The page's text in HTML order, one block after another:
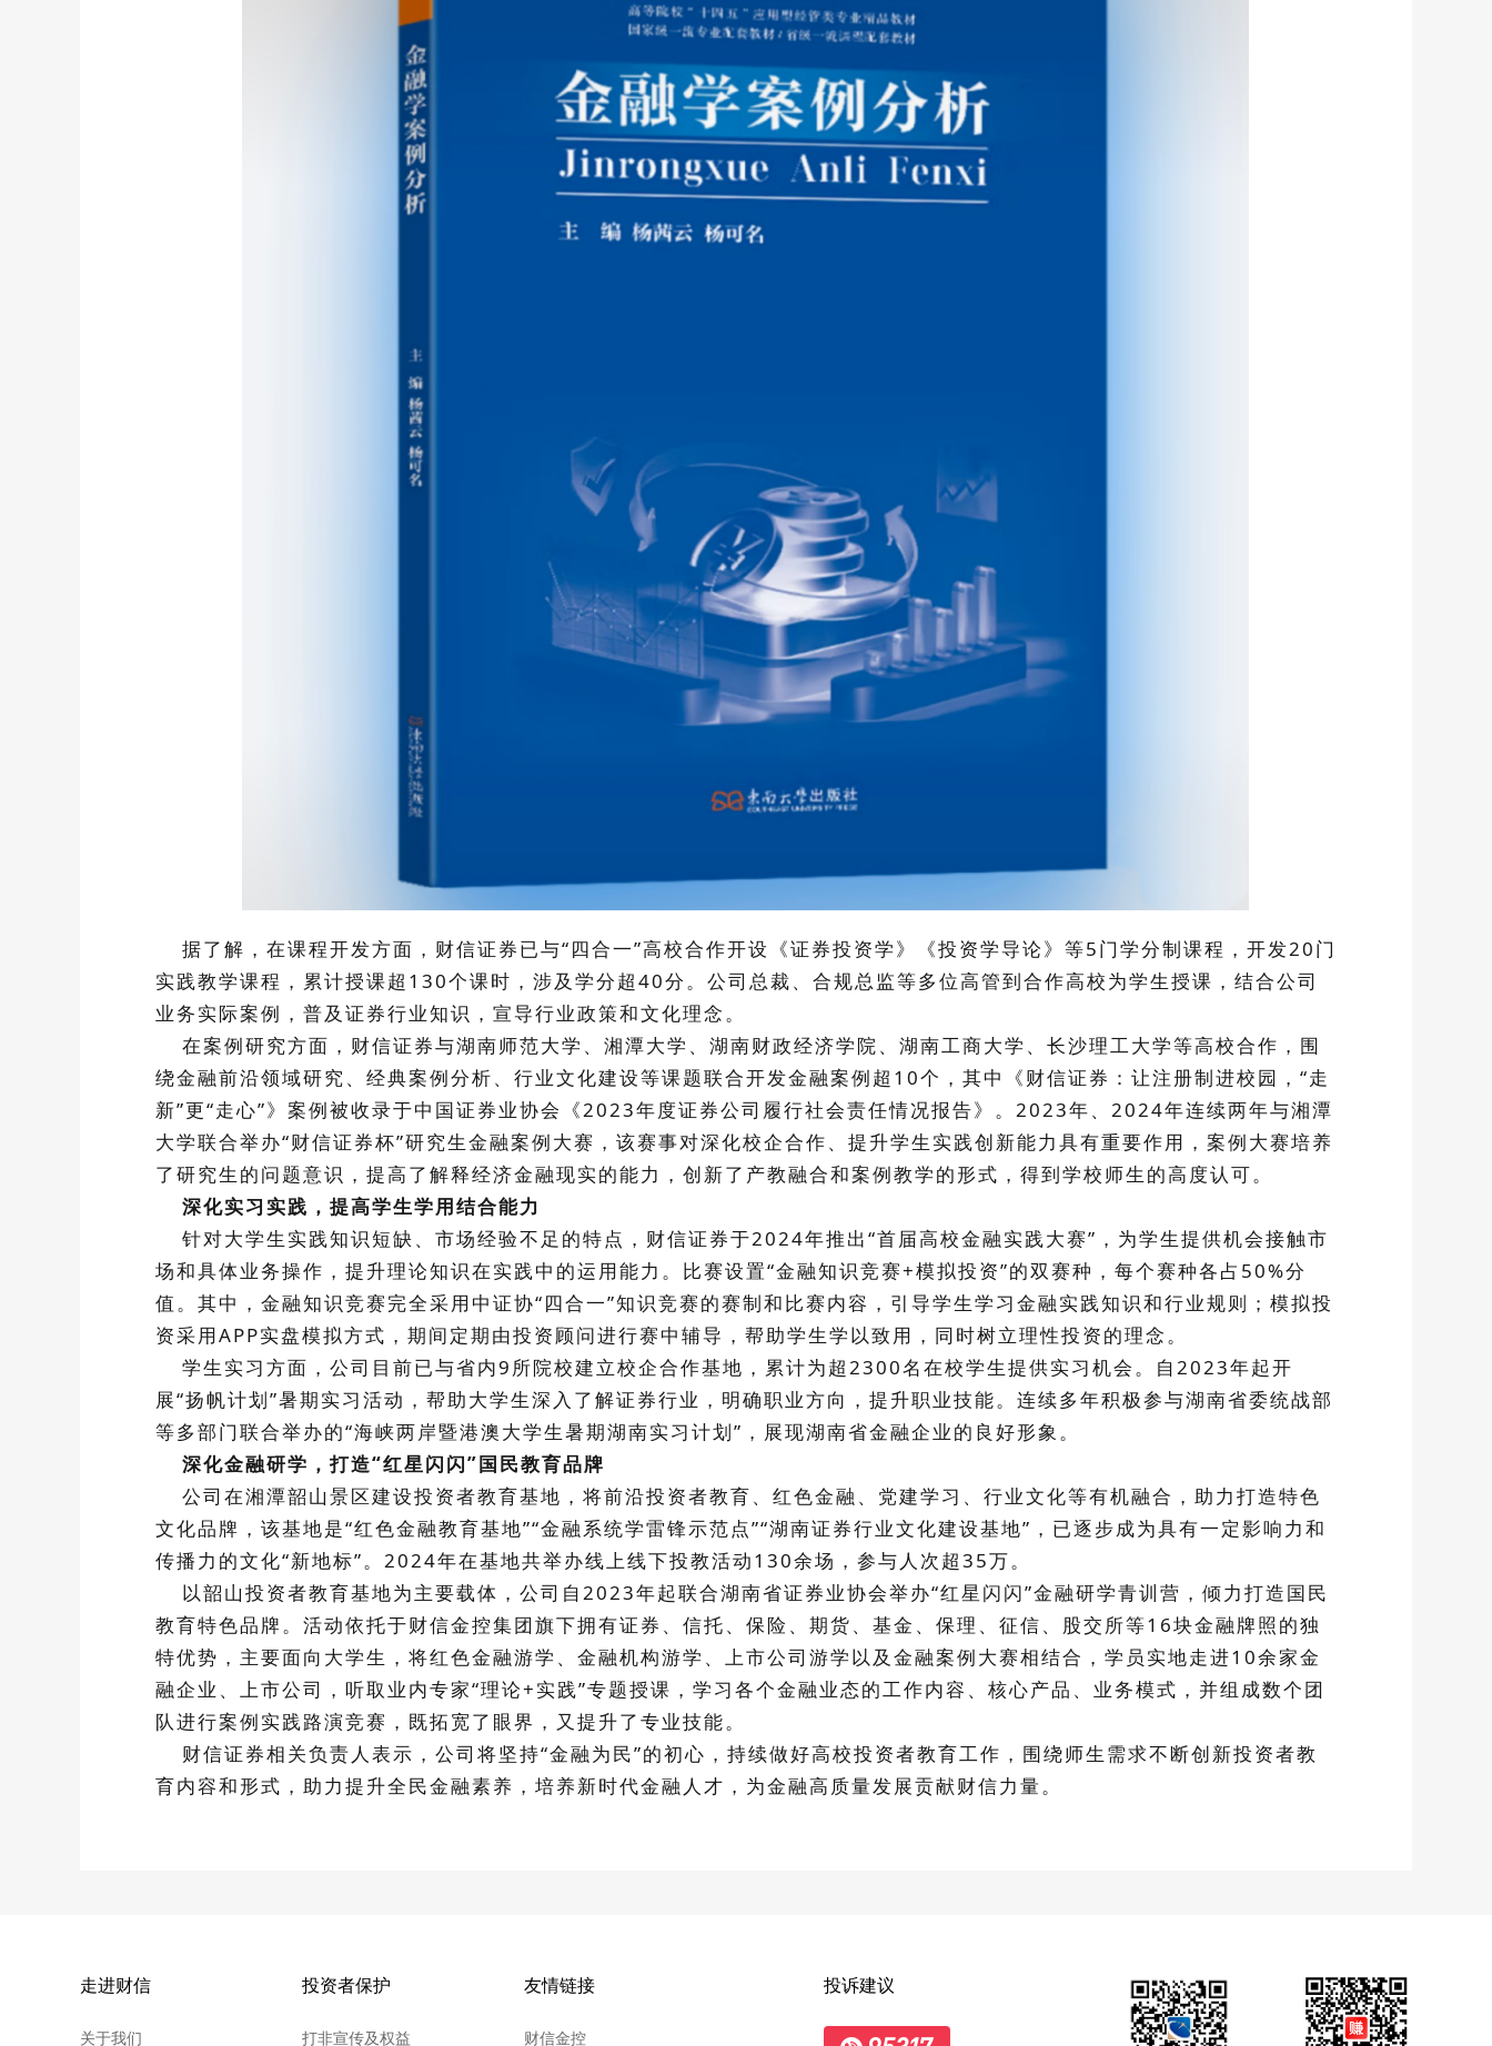
据了解，在课程开发方面，财信证券已与“四合一”高校合作开设 《证券投资学》
《投资学导论》等5门学分制课程，开发20门
实践教学课程，累计授课超130个课时，涉及学分超40分。公司总裁、合规总监等多位高管到合作高校为学生授课，结合公司
业务实际案例，普及证券行业知识，宣导行业政策和文化理念。
在案例研究方面，财信证券与湖南师范大学、湘潭大学、湖南财政经济学院、湖南工商大学、长沙理工大学等高校合作，围
绕金融前沿领域研究、经典案例分析、行业文化建设等课题联合开发金融案例超10个，其中《财信证券：让注册制进校园，“走
新”更“走心”》案例被收录于中国证券业协会《2023年度证券公司履行社会责任情况报告》。2023年、2024年连续两年与湘潭
大学联合举办“财信证券杯”研究生金融案例大赛，该赛事对深化校企合作、提升学生实践创新能力具有重要作用，案例大赛培养
了研究生的问题意识，提高了解释经济金融现实的能力，创新了产教融合和案例教学的形式，得到学校师生的高度认可。
深化实习实践，提高学生学用结合能力
针对大学生实践知识短缺、市场经验不足的特点，财信证券于2024年推出“首届高校金融实践大赛”，为学生提供机会接触市
场和具体业务操作，提升理论知识在实践中的运用能力。比赛设置“金融知识竞赛+模拟投资”的双赛种，每个赛种各占50%分
值。其中，金融知识竞赛完全采用中证协“四合一”知识竞赛的赛制和比赛内容，引导学生学习金融实践知识和行业规则；模拟投
资采用APP实盘模拟方式，期间定期由投资顾问进行赛中辅导，帮助学生学以致用，同时树立理性投资的理念。
学生实习方面，公司目前已与省内9所院校建立校企合作基地，累计为超2300名在校学生提供实习机会。自2023年起开
展“扬帆计划”暑期实习活动，帮助大学生深入了解证券行业，明确职业方向，提升职业技能。连续多年积极参与湖南省委统战部
等多部门联合举办的“海峡两岸暨港澳大学生暑期湖南实习计划”，展现湖南省金融企业的良好形象。
深化金融研学，打造“红星闪闪”国民教育品牌
公司在湘潭韶山景区建设投资者教育基地，将前沿投资者教育、红色金融、党建学习、行业文化等有机融合，助力打造特色
文化品牌，该基地是“红色金融教育基地”“金融系统学雷锋示范点”“湖南证券行业文化建设基地”，已逐步成为具有一定影响力和
传播力的文化“新地标”。2024年在基地共举办线上线下投教活动130余场，参与人次超35万。
以韶山投资者教育基地为主要载体，公司自2023年起联合湖南省证券业协会举办“红星闪闪”金融研学青训营，倾力打造国民
教育特色品牌。活动依托于财信金控集团旗下拥有证券、信托、保险、期货、基金、保理、征信、股交所等16块金融牌照的独
特优势，主要面向大学生，将红色金融游学、金融机构游学、上市公司游学以及金融案例大赛相结合，学员实地走进10余家金
融企业、上市公司，听取业内专家“理论+实践”专题授课，学习各个金融业态的工作内容、核心产品、业务模式，并组成数个团
队进行案例实践路演竞赛，既拓宽了眼界，又提升了专业技能。
财信证券相关负责人表示，公司将坚持“金融为民”的初心，持续做好高校投资者教育工作，围绕师生需求不断创新投资者教
育内容和形式，助力提升全民金融素养，培养新时代金融人才，为金融高质量发展贡献财信力量。
走进财信
关于我们
投资者保护
打非宣传及权益
友情链接
财信金控
投诉建议